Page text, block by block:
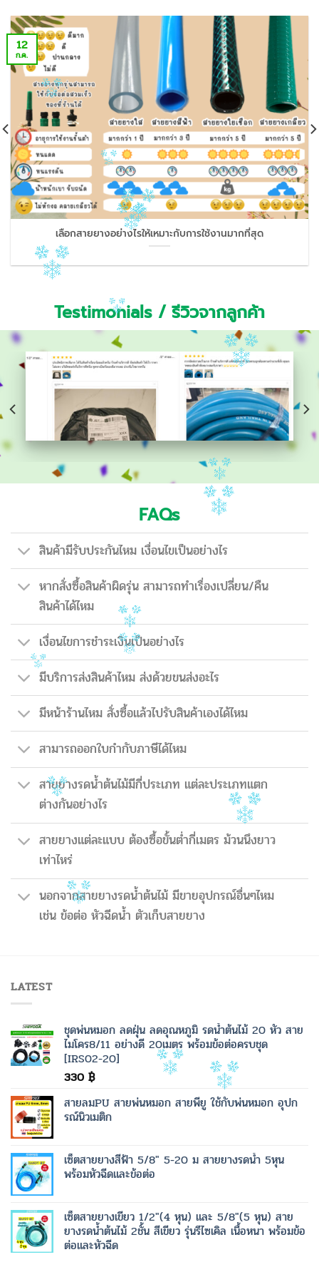
เลือกสายยางอย่างไรให้เหมาะกับการใช้งานมากที่สุด
12
ก.ค.
Testimonials / รีวิวจากลูกค้า
FAQs
สินค้ามีรับประกันไหม เงื่อนไขเป็นอย่างไร
หากสั่งซื้อสินค้าผิดรุ่น สามารถทำเรื่องเปลี่ยน/คืน
สินค้าได้ไหม
เงื่อนไขการชำระเงินเป็นอย่างไร
มีบริการส่งสินค้าไหม ส่งด้วยขนส่งอะไร
มีหน้าร้านไหม สั่งซื้อแล้วไปรับสินค้าเองได้ไหม
สามารถออกใบกำกับภาษีได้ไหม
สายยางรดน้ำต้นไม้มีกี่ประเภท แต่ละประเภทแตก
ต่างกันอย่างไร
สายยางแต่ละแบบ ต้องซื้อขั้นต่ำกี่เมตร ม้วนนึงยาว
เท่าไหร่
นอกจากสายยางรดน้ำต้นไม้ มีขายอุปกรณ์อื่นๆไหม
เช่น ข้อต่อ หัวฉีดน้ำ ตัวเก็บสายยาง
LATEST
ชุดพ่นหมอก ลดฝุ่น ลดอุณหภูมิ รดน้ำต้นไม้ 20 หัว สาย
ไมโคร8/11 อย่างดี 20เมตร พร้อมข้อต่อครบชุด
[IRS02-20]
330 ฿
สายลมPU สายพ่นหมอก สายพียู ใช้กับพ่นหมอก อุปก
รณ์นิวเมติก
เซ็ตสายยางสีฟ้า 5/8" 5-20 ม สายยางรดน้ำ 5หุน
พร้อมหัวฉีดและข้อต่อ
เซ็ตสายยางเขียว 1/2"(4 หุน) และ 5/8"(5 หุน) สาย
ยางรดน้ำต้นไม้ 2ชั้น สีเขียว รุ่นรีไซเคิล เนื้อหนา พร้อมข้อ
ต่อและหัวฉีด